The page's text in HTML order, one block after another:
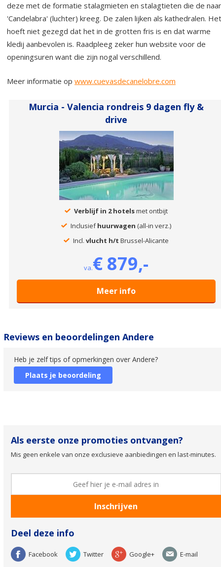
deze met de formatie stalagmieten en stalagtieten die de
'Candelabra' (luchter) kreeg. De zalen lijken als kathedralen. Het
hoeft niet gezegd dat het in de grotten fris is en dat warme
kledij aanbevolen is. Raadpleeg zeker hun website voor de
openingsuren want die zijn nogal verschillend.
Meer informatie op www.cuevasdecanelobre.com
Murcia - Valencia rondreis 9 dagen fly &
drive
Verblijf in 2 hotelsmet ontbijt
Inclusiefhuurwagen (all-in verz.)
Incl.vlucht h/tBrussel-Alicante
va.€ 879,-
Meer info
Reviews en beoordelingen Andere
Heb je zelf tips of opmerkingen over Andere?
Plaats je beoordeling
Als eerste onze promoties ontvangen?
Mis geen enkele van onze exclusieve aanbiedingen en last-minutes.
Deel deze info
Facebook Twitter Google+ E-mail